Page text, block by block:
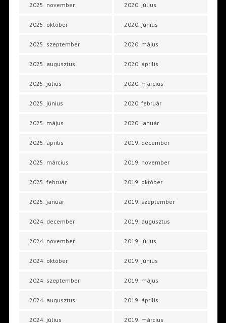
2025. november
2025. október
2025. szeptember
2025. augusztus
2025. július
2025. június
2025. május
2025. április
2025. március
2025. február
2025. január
2024. december
2024. november
2024. október
2024. szeptember
2024. augusztus
2024. július
2020. július
2020. június
2020. május
2020. április
2020. március
2020. február
2020. január
2019. december
2019. november
2019. október
2019. szeptember
2019. augusztus
2019. július
2019. június
2019. május
2019. április
2019. március